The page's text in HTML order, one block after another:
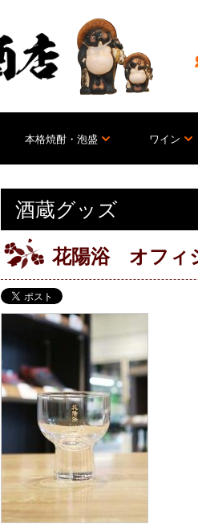
本格焼酎・泡盛 ワイン
酒蔵グッズ
花陽浴 オフィ